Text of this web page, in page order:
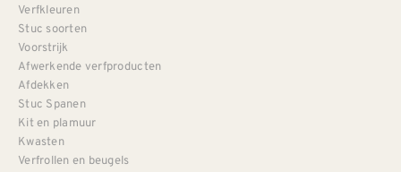
Verfkleuren
Stuc soorten
Voorstrijk
Afwerkende verfproducten
Afdekken
Stuc Spanen
Kit en plamuur
Kwasten
Verfrollen en beugels